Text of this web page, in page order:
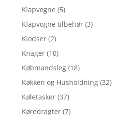
Klapvogne (5)
Klapvogne tilbehør (3)
Klodser (2)
Knager (10)
Købmandsleg (18)
Køkken og Husholdning (32)
Køletasker (37)
Køredragter (7)